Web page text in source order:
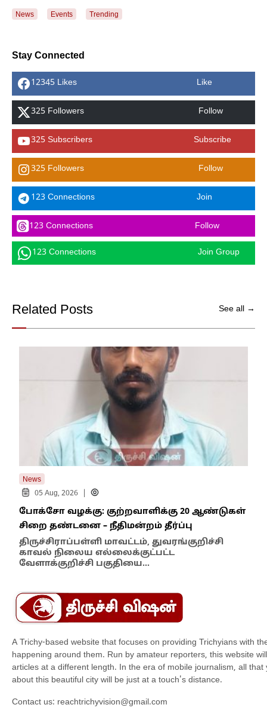
News Events Trending
Stay Connected
12345 Likes Like
325 Followers Follow
325 Subscribers Subscribe
325 Followers Follow
123 Connections Join
123 Connections Follow
123 Connections Join Group
Related Posts See all →
News
05 Aug, 2026
போக்சோ வழக்கு: குற்றவாளிக்கு 20 ஆண்டுகள்
சிறை தண்டனை – நீதிமன்றம் தீர்ப்பு
திருச்சிராப்பள்ளி மாவட்டம், துவரங்குறிச்சி
காவல் நிலைய எல்லைக்குட்பட்ட
வேளாக்குறிச்சி பகுதியை…
A Trichy-based website that focuses on providing Trichyians with
happening around them. Run by amateur reporters, this website
articles at a different length. In the era of mobile journalism, all that
about this beautiful city will be just at a touch's distance.
Contact us: reachtrichyvision@gmail.com